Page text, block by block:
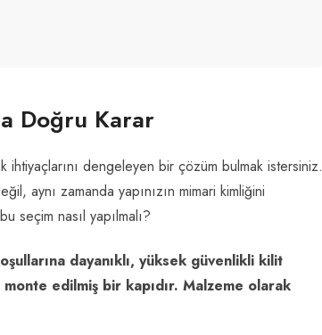
Doğru Karar
ihtiyaçlarını dengeleyen bir çözüm bulmak istersiniz.
aynı zamanda yapınızın mimari kimliğini
seçim nasıl yapılmalı?
dayanıklı, yüksek güvenlikli kilit
edilmiş bir kapıdır. Malzeme olarak